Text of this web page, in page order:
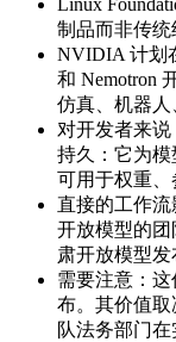
Linux
制品而非传统
NVIDIA 计划
和 Nemotron
仿真、机器人
对开发者来
持久：它为模
可用于权重、
直接的工作
开放模型的团
肃开放模型发
需要注意：
布。其价值
队法务部门在